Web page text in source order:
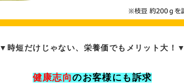
▼時短だけじゃない、栄養価でもメリット大！▼
健康志向のお客様にも訴求